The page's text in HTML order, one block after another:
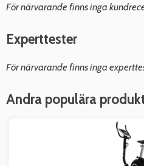
För närvarande finns inga
Experttester
För närvarande finns inga
Andra populära